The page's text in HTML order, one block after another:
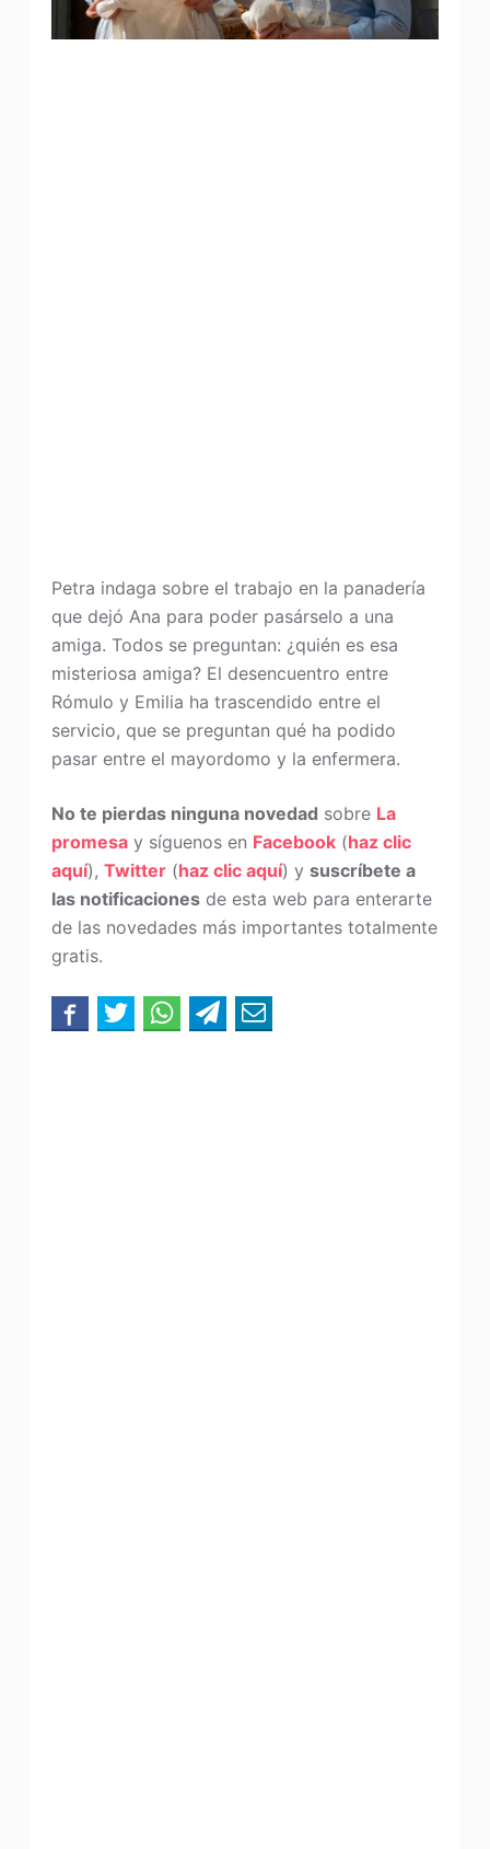
Petra indaga sobre el trabajo en la panadería
que dejó Ana para poder pasárselo a una
amiga. Todos se preguntan: ¿quién es esa
misteriosa amiga? El desencuentro entre
Rómulo y Emilia ha trascendido entre el
servicio, que se preguntan qué ha podido
pasar entre el mayordomo y la enfermera.
No te pierdas ninguna novedad sobre La
promesay síguenos en Facebook(haz clic
aquí), Twitter(haz clic aquí) y suscríbete a
las notificacionesde esta web para enterarte
de las novedades más importantes totalmente
gratis.